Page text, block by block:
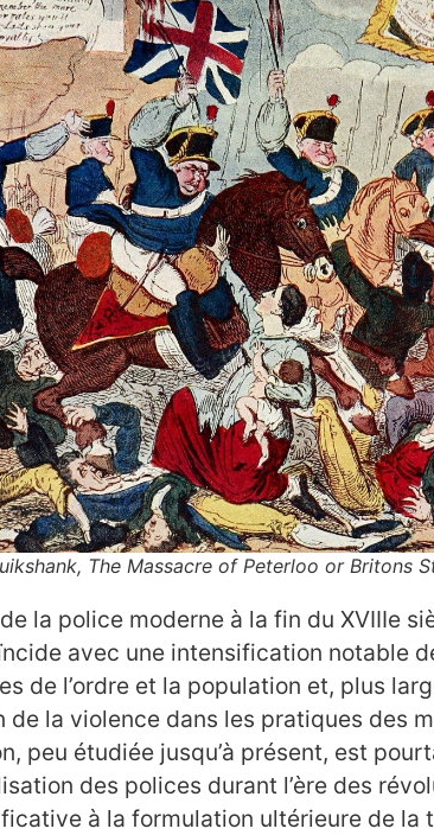
The Massacre of Peterloo or Britons
de la police moderne à la fin du XVIIIe
avec une intensification notable
de l’ordre et la population et, plus
de la violence dans les pratiques des
peu étudiée jusqu’à présent, est
des polices durant l’ère des
à la formulation ultérieure de la